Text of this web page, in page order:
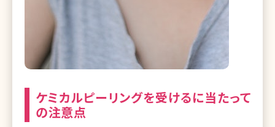
ケミカルピーリングを受けるに当たって
の注意点